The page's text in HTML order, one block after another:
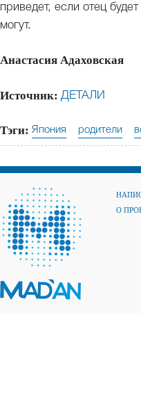
приведет, если отец
могут.
Анастасия Адаховская
Источник: ДЕТАЛИ
Тэги: Япония родители
О